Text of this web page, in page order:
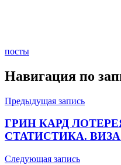
посты
Навигация по
Предыдущая запись
ГРИН КАРД
СТАТИСТИКА.
Следующая запись